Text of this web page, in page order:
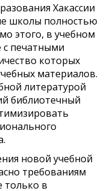
Хакассии
школы полностью
этого, в учебном
с печатными
которых
материалов.
литературой
библиотечный
новой учебной
требованиям
только в